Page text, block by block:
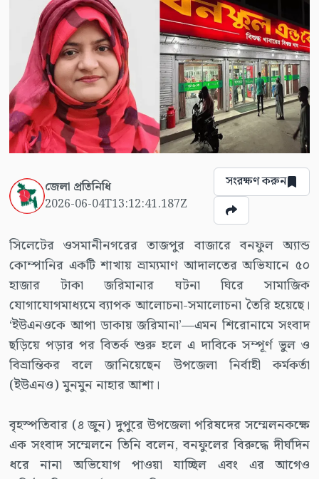
জেলা প্রতিনিধি
2026-06-04T13:12:41.187Z
সংরক্ষণ করুন
সিলেটের ওসমানীনগরের তাজপুর বাজারে বনফুল অ্যান্ড
কোম্পানির একটি শাখায় ভ্রাম্যমাণ আদালতের অভিযানে ৫০
হাজার টাকা জরিমানার ঘটনা ঘিরে সামাজিক
যোগাযোগমাধ্যমে ব্যাপক আলোচনা-সমালোচনা তৈরি হয়েছে।
‘ইউএনওকে আপা ডাকায় জরিমানা’—এমন শিরোনামে সংবাদ
ছড়িয়ে পড়ার পর বিতর্ক শুরু হলে এ দাবিকে সম্পূর্ণ ভুল ও
বিভ্রান্তিকর বলে জানিয়েছেন উপজেলা নির্বাহী কর্মকর্তা
(ইউএনও) মুনমুন নাহার আশা।
বৃহস্পতিবার (৪ জুন) দুপুরে উপজেলা পরিষদের সম্মেলনকক্ষে
এক সংবাদ সম্মেলনে তিনি বলেন, বনফুলের বিরুদ্ধে দীর্ঘদিন
ধরে নানা অভিযোগ পাওয়া যাচ্ছিল এবং এর আগেও